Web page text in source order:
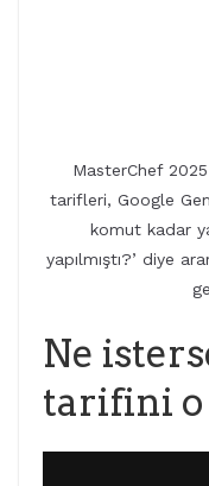
MasterChef
tarifleri, Google
komut kadar
yapılmıştı?’ diye
Ne
tarifini o